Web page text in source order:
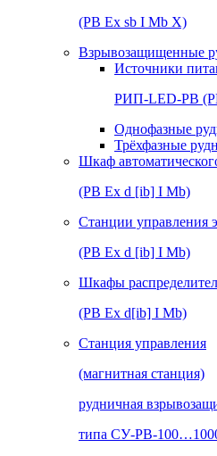
(РВ Ex sb I Mb Х)
Взрывозащищенные
Источники
РИП-LED-РВ
Однофазные
Трёхфазные
Шкаф
(РВ Ex d [ib] I Mb)
Станции
(РВ Ex d [ib] I Mb)
Шкафы
(РВ Ex d[ib] I Mb)
Станция управления
(магнитная станция)
рудничная
типа СУ-РВ-